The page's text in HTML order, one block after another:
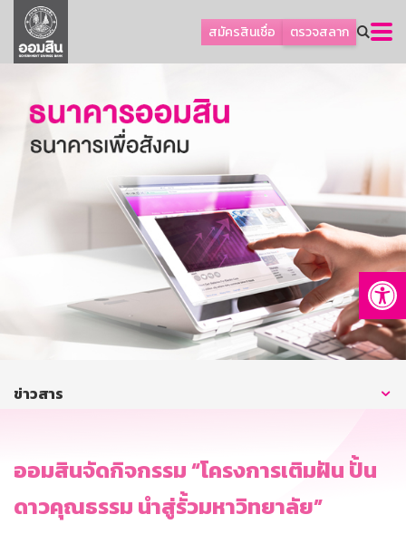
สมัครสินเชื่อ ตรวจสลาก
ลูกค้าธุรกิจ
ลูกค้าผู้ประกอบรายย่อย
ออมเพื่อสุข
เกี่ยวกับธนาคาร
การพัฒนาที่ยั่งยืน
บริการทางการเงิน
ติดต่อเรา
บริการออนไลน์
ข่าวสาร
ออมสินจัดกิจกรรม “โครงการเติมฝัน ปั้น
ดาวคุณธรรม นำสู่รั้วมหาวิทยาลัย”